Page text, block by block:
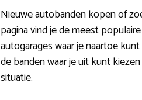
Nieuwe autobanden kopen of
pagina vind je de meest
autogarages waar je naartoe
de banden waar je uit kunt
situatie.